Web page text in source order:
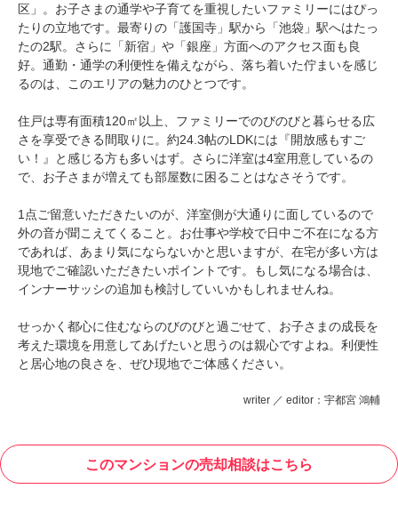
区」。お子さまの通学や子育てを重視したいファミリーにはぴっ
たりの立地です。最寄りの「護国寺」駅から「池袋」駅へはたっ
たの2駅。さらに「新宿」や「銀座」方面へのアクセス面も良
好。通勤・通学の利便性を備えながら、落ち着いた佇まいを感じ
るのは、このエリアの魅力のひとつです。
住戸は専有面積120㎡以上、ファミリーでのびのびと暮らせる広
さを享受できる間取りに。約24.3帖のLDKには『開放感もすご
い！』と感じる方も多いはず。さらに洋室は4室用意しているの
で、お子さまが増えても部屋数に困ることはなさそうです。
1点ご留意いただきたいのが、洋室側が大通りに面しているので
外の音が聞こえてくること。お仕事や学校で日中ご不在になる方
であれば、あまり気にならないかと思いますが、在宅が多い方は
現地でご確認いただきたいポイントです。もし気になる場合は、
インナーサッシの追加も検討していいかもしれませんね。
せっかく都心に住むならのびのびと過ごせて、お子さまの成長を
考えた環境を用意してあげたいと思うのは親心ですよね。利便性
と居心地の良さを、ぜひ現地でご体感ください。
writer ／ editor：宇都宮 鴻輔
このマンションの売却相談はこちら